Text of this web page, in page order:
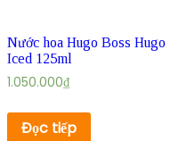
Nước hoa Hugo Boss Hugo
Iced 125ml
1.050.000₫
Đọc tiếp